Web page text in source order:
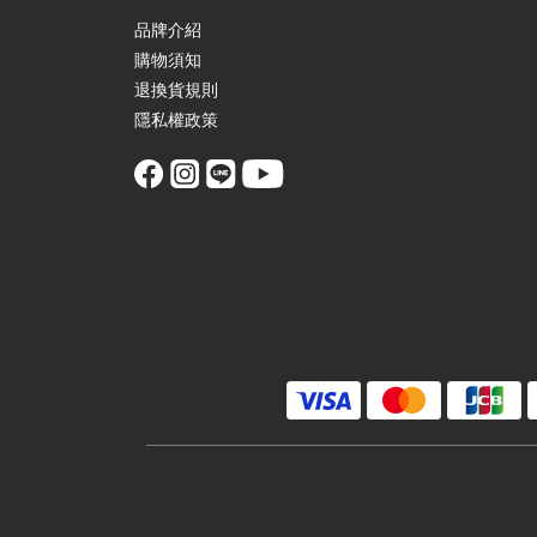
品牌介紹
購物須知
退換貨規則
隱私權政策